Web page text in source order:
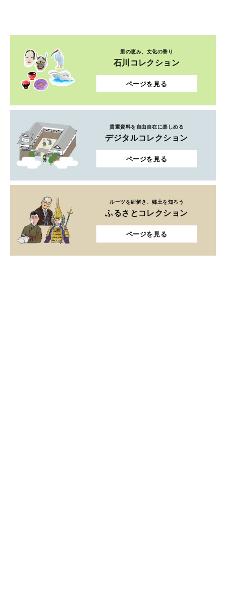
里の恵み、文化の香り
石川コレクション
ページを見る
貴重資料を自由自在に楽しめる
デジタルコレクション
ページを見る
ルーツを紐解き、郷土を知ろう
ふるさとコレクション
ページを見る